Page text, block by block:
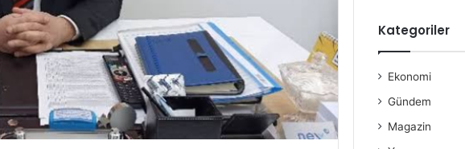
Kategoriler
Ekonomi
Gündem
Magazin